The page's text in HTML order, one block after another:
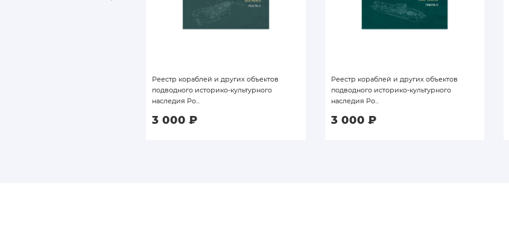
Реестр кораблей и других объектов
подводного историко-культурного
наследия Ро...
3 000₽
Реестр кораблей и других объектов
подводного историко-культурного
наследия Ро...
3 000 ₽